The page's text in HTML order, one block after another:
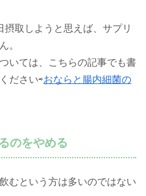
取しようと思えば、サプリ
。
いては、こちらの記事でも書
ださい⇨おならと腸内細菌の
のをやめる
むという方は多いのではない